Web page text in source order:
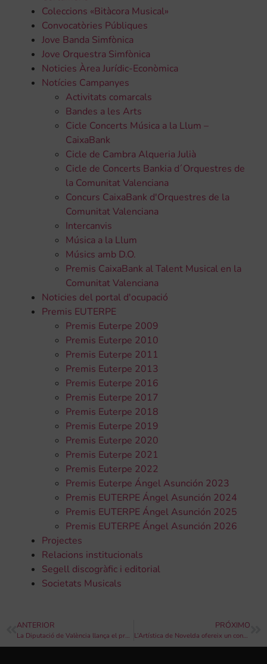
Coleccions «Bitàcora Musical»
Convocatòries Públiques
Jove Banda Simfònica
Jove Orquestra Simfònica
Noticies Àrea Jurídic-Econòmica
Notícies Campanyes
Activitats comarcals
Bandes a les Arts
Cicle Concerts Música a la Llum –
CaixaBank
Cicle de Cambra Alqueria Julià
Cicle de Concerts Bankia d´Orquestres de
la Comunitat Valenciana
Concurs CaixaBank d'Orquestres de la
Comunitat Valenciana
Intercanvis
Música a la Llum
Músics amb D.O.
Premis CaixaBank al Talent Musical en la
Comunitat Valenciana
Noticies del portal d'ocupació
Premis EUTERPE
Premis Euterpe 2009
Premis Euterpe 2010
Premis Euterpe 2011
Premis Euterpe 2013
Premis Euterpe 2016
Premis Euterpe 2017
Premis Euterpe 2018
Premis Euterpe 2019
Premis Euterpe 2020
Premis Euterpe 2021
Premis Euterpe 2022
Premis Euterpe Ángel Asunción 2023
Premis EUTERPE Ángel Asunción 2024
Premis EUTERPE Ángel Asunción 2025
Premis EUTERPE Ángel Asunción 2026
Projectes
Relacions institucionals
Segell discogràfic i editorial
Societats Musicals
ANTERIOR
La Diputació de València llança el programa “Sona la Dipu Pop Rock 2018” i fomentarà la presència de les dones a través del projecte “Música en femení”
PRÓXIMO
L’Artística de Novelda ofereix un concert dins de la XXIII Campaña “Música als pobles”